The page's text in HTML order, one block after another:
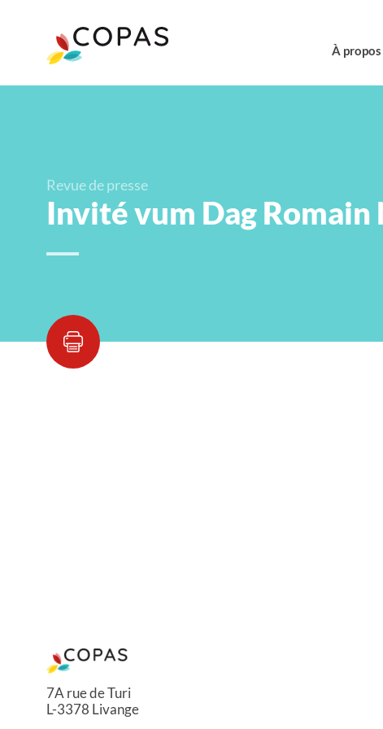
À propos
Revue de presse
Invité vum Dag Romain
7A rue de Turi
L-3378 Livange